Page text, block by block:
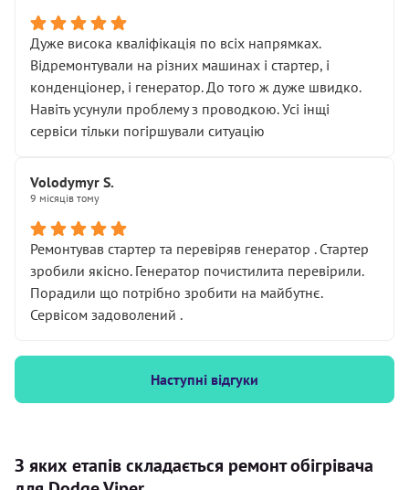
Дуже висока кваліфікація по всіх напрямках.
Відремонтували на різних машинах і стартер, і
конденціонер, і генератор. До того ж дуже швидко.
Навіть усунули проблему з проводкою. Усі інщі
сервіси тільки погіршували ситуацію
Volodymyr S.
9 місяців тому
Ремонтував стартер та перевіряв генератор . Стартер
зробили якісно. Генератор почистилита перевірили.
Порадили що потрібно зробити на майбутнє.
Сервісом задоволений .
Наступні відгуки
З яких етапів складається ремонт обігрівача